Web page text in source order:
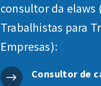
consultor da elaws
Trabalhistas para
Empresas):
Consultor de